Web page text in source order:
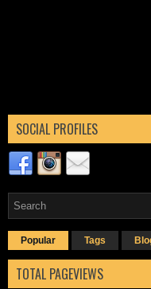
SOCIAL PROFILES
Popular Tags
TOTAL PAGEVIEWS